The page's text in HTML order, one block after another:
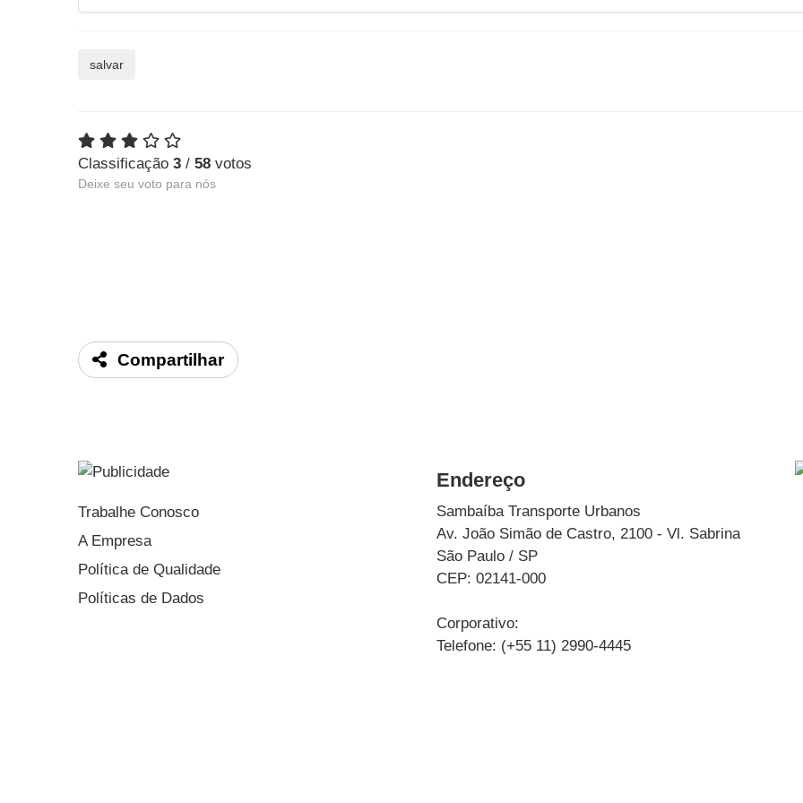
salvar
Classificação 3 / 58 votos
Deixe seu voto para nós
Compartilhar
Trabalhe Conosco
A Empresa
Política de Qualidade
Políticas de Dados
Endereço
Sambaíba Transporte Urbanos
Av. João Simão de Castro, 2100 - Vl. Sabrina
São Paulo / SP
CEP: 02141-000
Corporativo:
Telefone: (+55 11) 2990-4445